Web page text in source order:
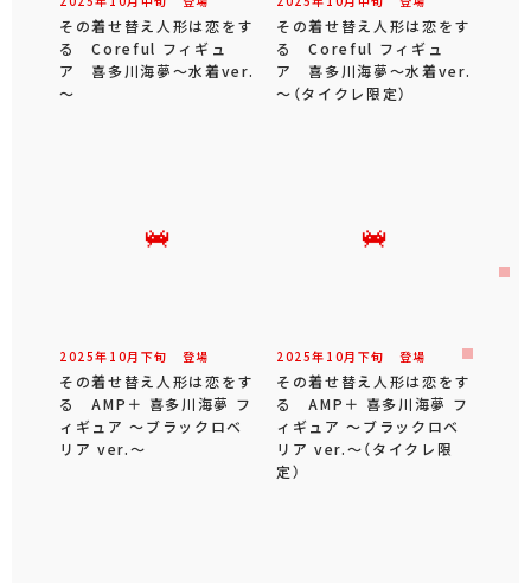
その着せ替え人形は恋をす
る Coreful フィギュ
ア 喜多川海夢～水着ver.
～
その着せ替え人形は恋をす
る Coreful フィギュ
ア 喜多川海夢～水着ver.
～（タイクレ限定）
2025年 10月 下旬 登場
その着せ替え人形は恋をす
る AMP＋ 喜多川海夢 フ
ィギュア ～ブラックロベ
リア ver.～
2025年 10月 下旬 登場
その着せ替え人形は恋をす
る AMP＋ 喜多川海夢 フ
ィギュア ～ブラックロベ
リア ver.～（タイクレ限
定）